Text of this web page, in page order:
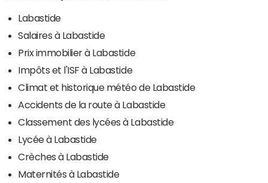
Labastide
Salaires à Labastide
Prix immobilier à Labastide
Impôts et l'ISF à Labastide
Climat et historique météo de Labastide
Accidents de la route à Labastide
Classement des lycées à Labastide
Lycée à Labastide
Crèches à Labastide
Maternités à Labastide